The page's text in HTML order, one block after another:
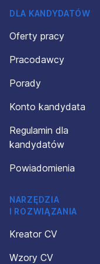
DLA KANDYDATÓW
Oferty pracy
Pracodawcy
Porady
Konto kandydata
Regulamin dla
kandydatów
Powiadomienia
NARZĘDZIA
I ROZWIĄZANIA
Kreator CV
Wzory CV